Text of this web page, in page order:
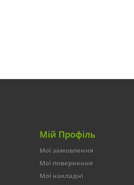
Мій Профіль
Мої замовлення
Мої повернення
Мої накладні